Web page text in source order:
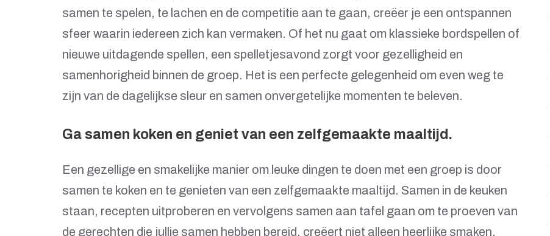
samen te spelen, te lachen en de competitie aan te gaan, creëer je een ontspannen
sfeer waarin iedereen zich kan vermaken. Of het nu gaat om klassieke bordspellen of
nieuwe uitdagende spellen, een spelletjesavond zorgt voor gezelligheid en
samenhorigheid binnen de groep. Het is een perfecte gelegenheid om even weg te
zijn van de dagelijkse sleur en samen onvergetelijke momenten te beleven.
Ga samen koken en geniet van een zelfgemaakte maaltijd.
Een gezellige en smakelijke manier om leuke dingen te doen met een groep is door
samen te koken en te genieten van een zelfgemaakte maaltijd. Samen in de keuken
staan, recepten uitproberen en vervolgens samen aan tafel gaan om te proeven van
de gerechten die jullie samen hebben bereid, creëert niet alleen heerlijke smaken,